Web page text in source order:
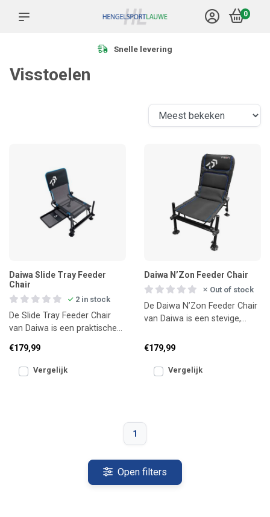
0
Snelle levering
Visstoelen
Daiwa Slide Tray Feeder
Chair
2 in stock
De Slide Tray Feeder Chair
van Daiwa is een praktische
de fanatieke feede
€179,99
Vergelijk
Daiwa N’Zon Feeder Chair
Out of stock
De Daiwa N’Zon Feeder Chair
van Daiwa is een stevige,
fanatieke feederv
€179,99
Vergelijk
1
Open filters